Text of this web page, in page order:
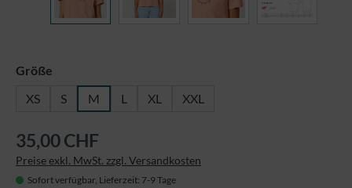
Größe
XS
S M L XL XXL
35,00 CHF
Preise exkl. MwSt. zzgl. Versandkosten
Sofort verfügbar, Lieferzeit: 7-9 Tage